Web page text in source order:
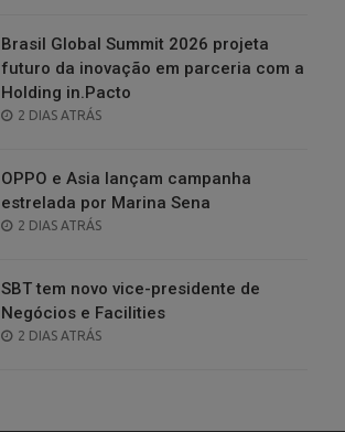
Brasil Global Summit 2026 projeta
futuro da inovação em parceria com a
Holding in.Pacto
POSTED
2 DIAS ATRÁS
OPPO e Asia lançam campanha
estrelada por Marina Sena
POSTED
2 DIAS ATRÁS
SBT tem novo vice-presidente de
Negócios e Facilities
POSTED
2 DIAS ATRÁS